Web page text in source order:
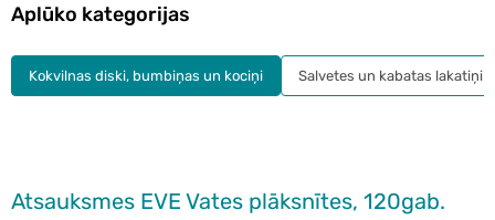
Atsauksmes EVE Vates plāksnītes, 120gab.
Aplūko kategorijas
Kokvilnas diski, bumbiņas un kociņi Salvetes un kabatas lakatiņi